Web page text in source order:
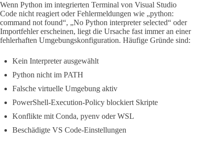
Wenn Python im integrierten Terminal von Visual Studio
Code nicht reagiert oder Fehlermeldungen wie „python:
command not found“, „No Python interpreter selected“ oder
Importfehler erscheinen, liegt die Ursache fast immer an einer
fehlerhaften Umgebungskonfiguration. Häufige Gründe sind:
Kein Interpreter ausgewählt
Python nicht im PATH
Falsche virtuelle Umgebung aktiv
PowerShell-Execution-Policy blockiert Skripte
Konflikte mit Conda, pyenv oder WSL
Beschädigte VS Code-Einstellungen